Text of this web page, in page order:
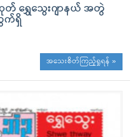
တ် ရွှေသေွးဂျာနယ် အတွဲ
က်ရှိ
အသေးစိတ်ကြည့်ရှုရန် »